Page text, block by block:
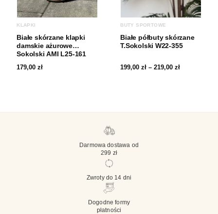
KLAPKI
Białe skórzane klapki
damskie ażurowe
Sokolski AMI L25-161
179,00zł
BUTY SPORTOWE
Białe półbuty skórzane
T.Sokolski W22-355
199,00zł – 219,00zł
Darmowa dostawa od
299 zł
Zwroty do 14 dni
Dogodne formy
płatności